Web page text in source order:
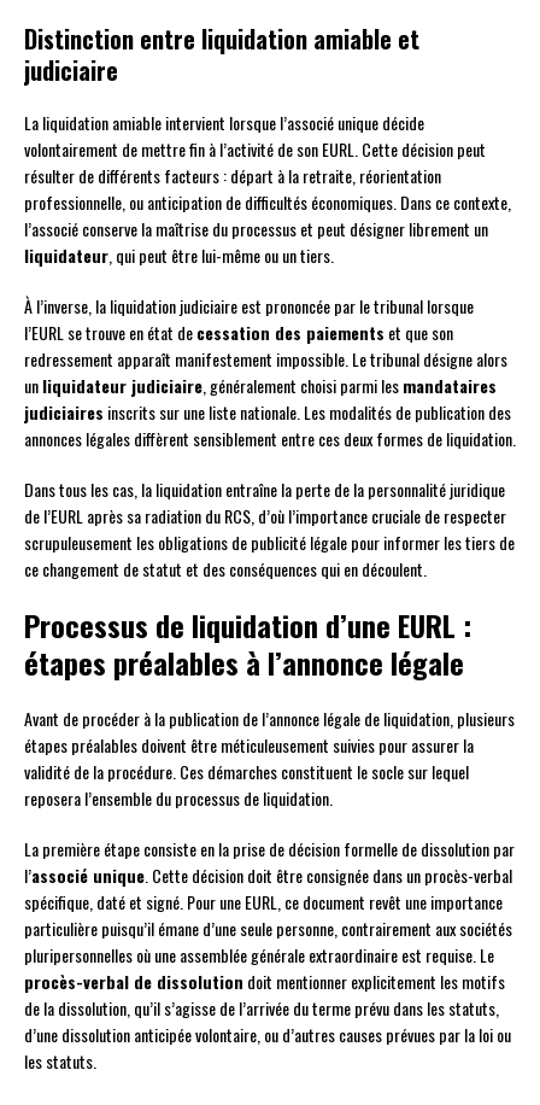
Distinction entre liquidation amiable et
judiciaire
La liquidation amiable intervient lorsque l’associé unique décide
volontairement de mettre fin à l’activité de son EURL. Cette décision peut
résulter de différents facteurs : départ à la retraite, réorientation
professionnelle, ou anticipation de difficultés économiques. Dans ce contexte,
l’associé conserve la maîtrise du processus et peut désigner librement un
liquidateur, qui peut être lui-même ou un tiers.
À l’inverse, la liquidation judiciaire est prononcée par le tribunal lorsque
l’EURL se trouve en état decessation des paiements et que son
redressement apparaît manifestement impossible. Le tribunal désigne alors
unliquidateur judiciaire, généralement choisi parmi lesmandataires
judiciaires inscrits sur une liste nationale. Les modalités de publication des
annonces légales diffèrent sensiblement entre ces deux formes de liquidation.
Dans tous les cas, la liquidation entraîne la perte de la personnalité juridique
de l’EURL après sa radiation du RCS, d’où l’importance cruciale de respecter
scrupuleusement les obligations de publicité légale pour informer les tiers de
ce changement de statut et des conséquences qui en découlent.
Processus de liquidation d’une EURL :
étapes préalables à l’annonce légale
Avant de procéder à la publication de l’annonce légale de liquidation, plusieurs
étapes préalables doivent être méticuleusement suivies pour assurer la
validité de la procédure. Ces démarches constituent le socle sur lequel
reposera l’ensemble du processus de liquidation.
La première étape consiste en la prise de décision formelle de dissolution par
l’associé unique. Cette décision doit être consignée dans un procès-verbal
spécifique, daté et signé. Pour une EURL, ce document revêt une importance
particulière puisqu’il émane d’une seule personne, contrairement aux sociétés
pluripersonnelles où une assemblée générale extraordinaire est requise. Le
procès-verbal de dissolution doit mentionner explicitement les motifs
de la dissolution, qu’il s’agisse de l’arrivée du terme prévu dans les statuts,
d’une dissolution anticipée volontaire, ou d’autres causes prévues par la loi ou
les statuts.